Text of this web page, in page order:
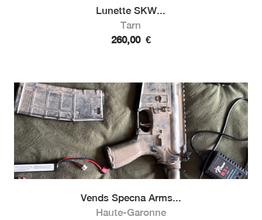
Lunette SKW...
Tarn
260,00 €
Vends Specna Arms...
Haute-Garonne